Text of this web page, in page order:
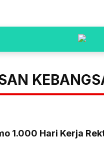
1.000 Hari Kerja